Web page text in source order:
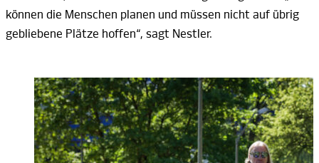
können die Menschen planen und müssen nicht auf übrig
gebliebene Plätze hoffen“, sagt Nestler.